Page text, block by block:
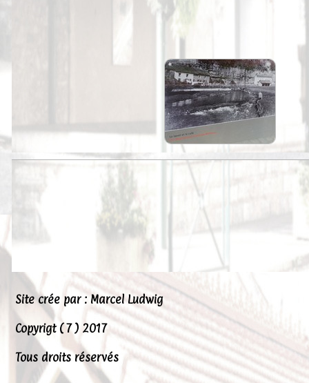
Un Peu d'Histoire
Outils-des-Lavandières
Cartes Postales-Anciennes et
Liens
Site crée par : Marcel Ludwig
Copyrigt ( 7 ) 2017
Tous droits réservés